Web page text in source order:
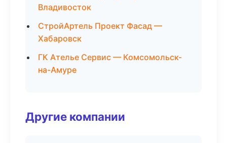
Владивосток
СтройАртель Проект Фасад —
Хабаровск
ГК Ателье Сервис — Комсомольск-
на-Амуре
Другие компании